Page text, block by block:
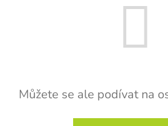
Můžete se ale podívat na